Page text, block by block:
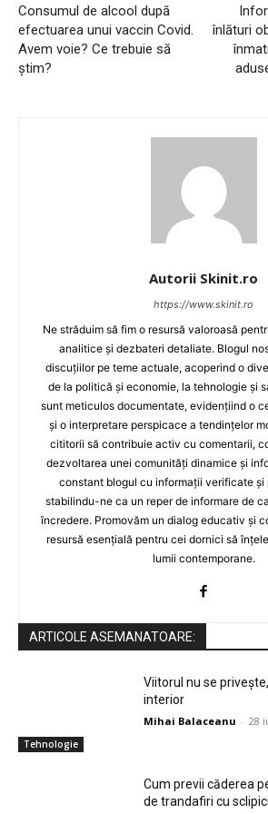
Consumul de alcool după
efectuarea unui vaccin Covid.
Avem voie? Ce trebuie să
știm?
înlături
Autorii Skinit.ro
https://www.skinit.ro
Ne străduim să fim o resursă valoroasă
analitice și dezbateri detaliate. Blogul
discuțiilor pe teme actuale, acoperind o
de la politică și economie, la tehnologie și
sunt meticulos documentate, evidențiind o
și o interpretare perspicace a tendințelor
cititorii să contribuie activ cu comentarii,
dezvoltarea unei comunități dinamice și
constant blogul cu informații verificate și
stabilindu-ne ca un reper de informare de
încredere. Promovăm un dialog educativ și
resursă esențială pentru cei dornici să
lumii contemporane.
ARTICOLE ASEMANATOARE:
Tehnologie
Viitorul nu se
interior
Mihai Balaceanu - 28
Cum previi căderea
de trandafiri cu